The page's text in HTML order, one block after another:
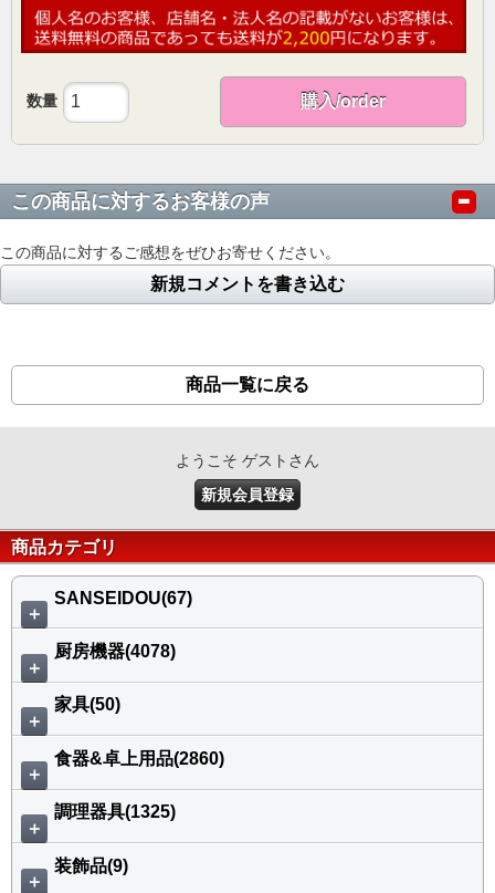
数量 購入/order
この商品に対するお客様の声
この商品に対するご感想をぜひお寄せください。
新規コメントを書き込む
商品一覧に戻る
ようこそ ゲストさん
新規会員登録
商品カテゴリ
＋
SANSEIDOU(67)
＋
厨房機器(4078)
＋
家具(50)
＋
食器&卓上用品(2860)
＋
調理器具(1325)
＋
装飾品(9)